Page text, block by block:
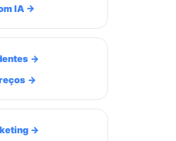
IA →
→
→
→